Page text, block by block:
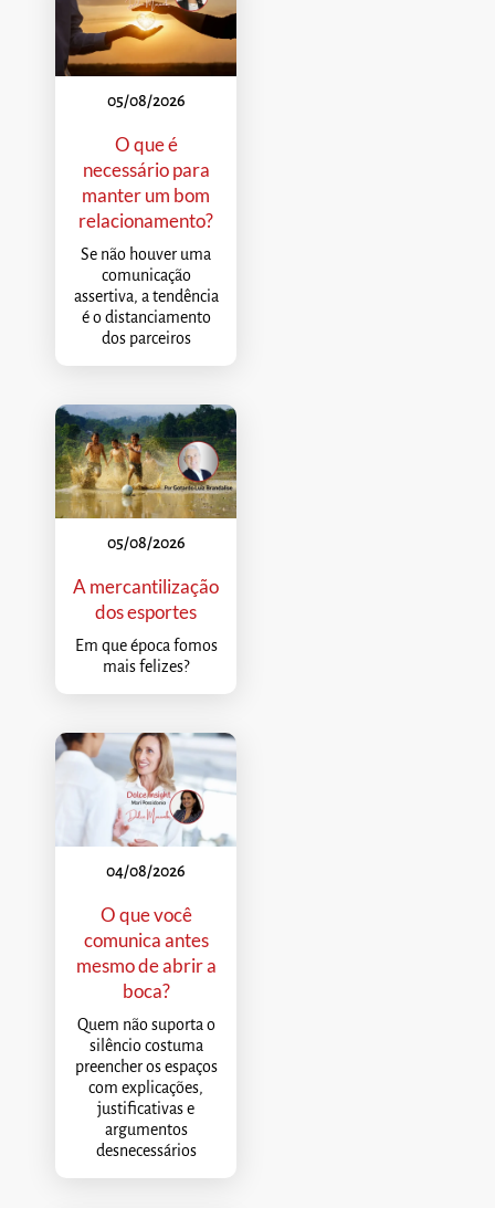
05/08/2026
O que é
necessário para
manter um bom
relacionamento?
Se não houver uma
comunicação
assertiva, a tendência
é o distanciamento
dos parceiros
05/08/2026
A mercantilização
dos esportes
Em que época fomos
mais felizes?
04/08/2026
O que você
comunica antes
mesmo de abrir a
boca?
Quem não suporta o
silêncio costuma
preencher os espaços
com explicações,
justificativas e
argumentos
desnecessários